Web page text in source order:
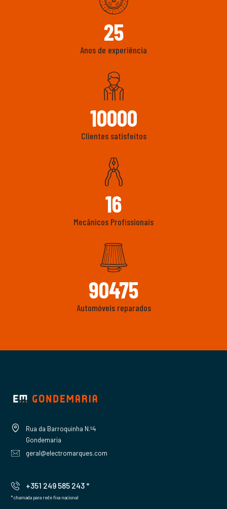
25
Anos de experiência
10000
Clientes satisfeitos
16
Mecânicos Profissionais
90475
Automóveis reparados
Rua da Barroquinha N.º4
Gondemaria
geral@electromarques.com
+351 249 585 243 *
* chamada para rede fixa nacional